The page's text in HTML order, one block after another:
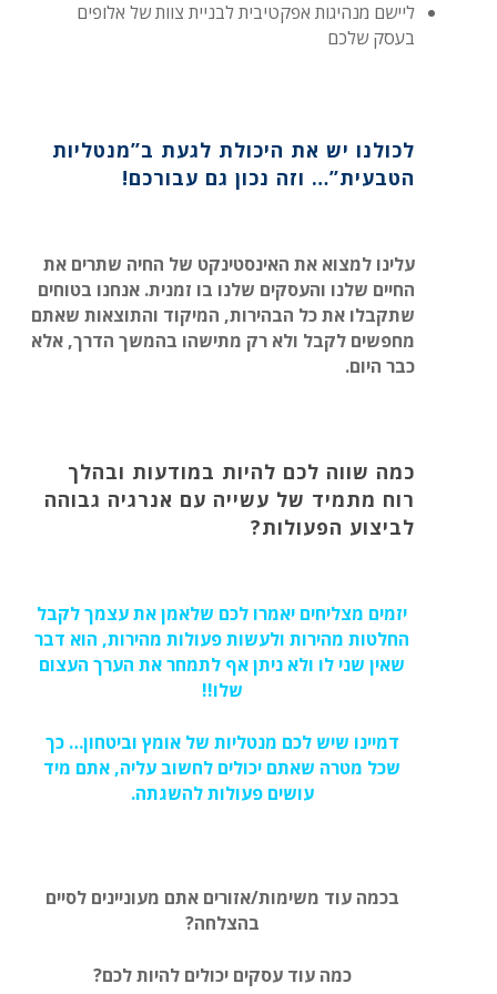
ליישם מנהיגות אפקטיבית לבניית צוות של אלופים
בעסק שלכם
לכולנו יש את היכולת לגעת ב”מנטליות
הטבעית”… וזה נכון גם עבורכם!
עלינו למצוא את האינסטינקט של החיה שתרים את
החיים שלנו והעסקים שלנו בו זמנית. אנחנו בטוחים
שתקבלו את כל הבהירות, המיקוד והתוצאות שאתם
מחפשים לקבל ולא רק מתישהו בהמשך הדרך, אלא
כבר היום.
כמה שווה לכם להיות במודעות ובהלך
רוח מתמיד של עשייה עם אנרגיה גבוהה
לביצוע הפעולות?
יזמים מצליחים יאמרו לכם שלאמן את עצמך לקבל
החלטות מהירות ולעשות פעולות מהירות, הוא דבר
שאין שני לו ולא ניתן אף לתמחר את הערך העצום
שלו!!
דמיינו שיש לכם מנטליות של אומץ וביטחון… כך
שכל מטרה שאתם יכולים לחשוב עליה, אתם מיד
עושים פעולות להשגתה.
בכמה עוד משימות/אזורים אתם מעוניינים לסיים
בהצלחה?
כמה עוד עסקים יכולים להיות לכם?